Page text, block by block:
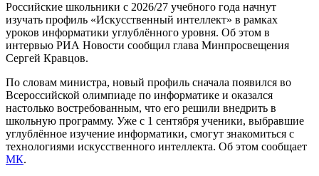
Российские школьники с 2026/27 учебного года начнут
изучать профиль «Искусственный интеллект» в рамках
уроков информатики углублённого уровня. Об этом в
интервью РИА Новости сообщил глава Минпросвещения
Сергей Кравцов.
По словам министра, новый профиль сначала появился во
Всероссийской олимпиаде по информатике и оказался
настолько востребованным, что его решили внедрить в
школьную программу. Уже с 1 сентября ученики, выбравшие
углублённое изучение информатики, смогут знакомиться с
технологиями искусственного интеллекта. Об этом сообщает
МК.